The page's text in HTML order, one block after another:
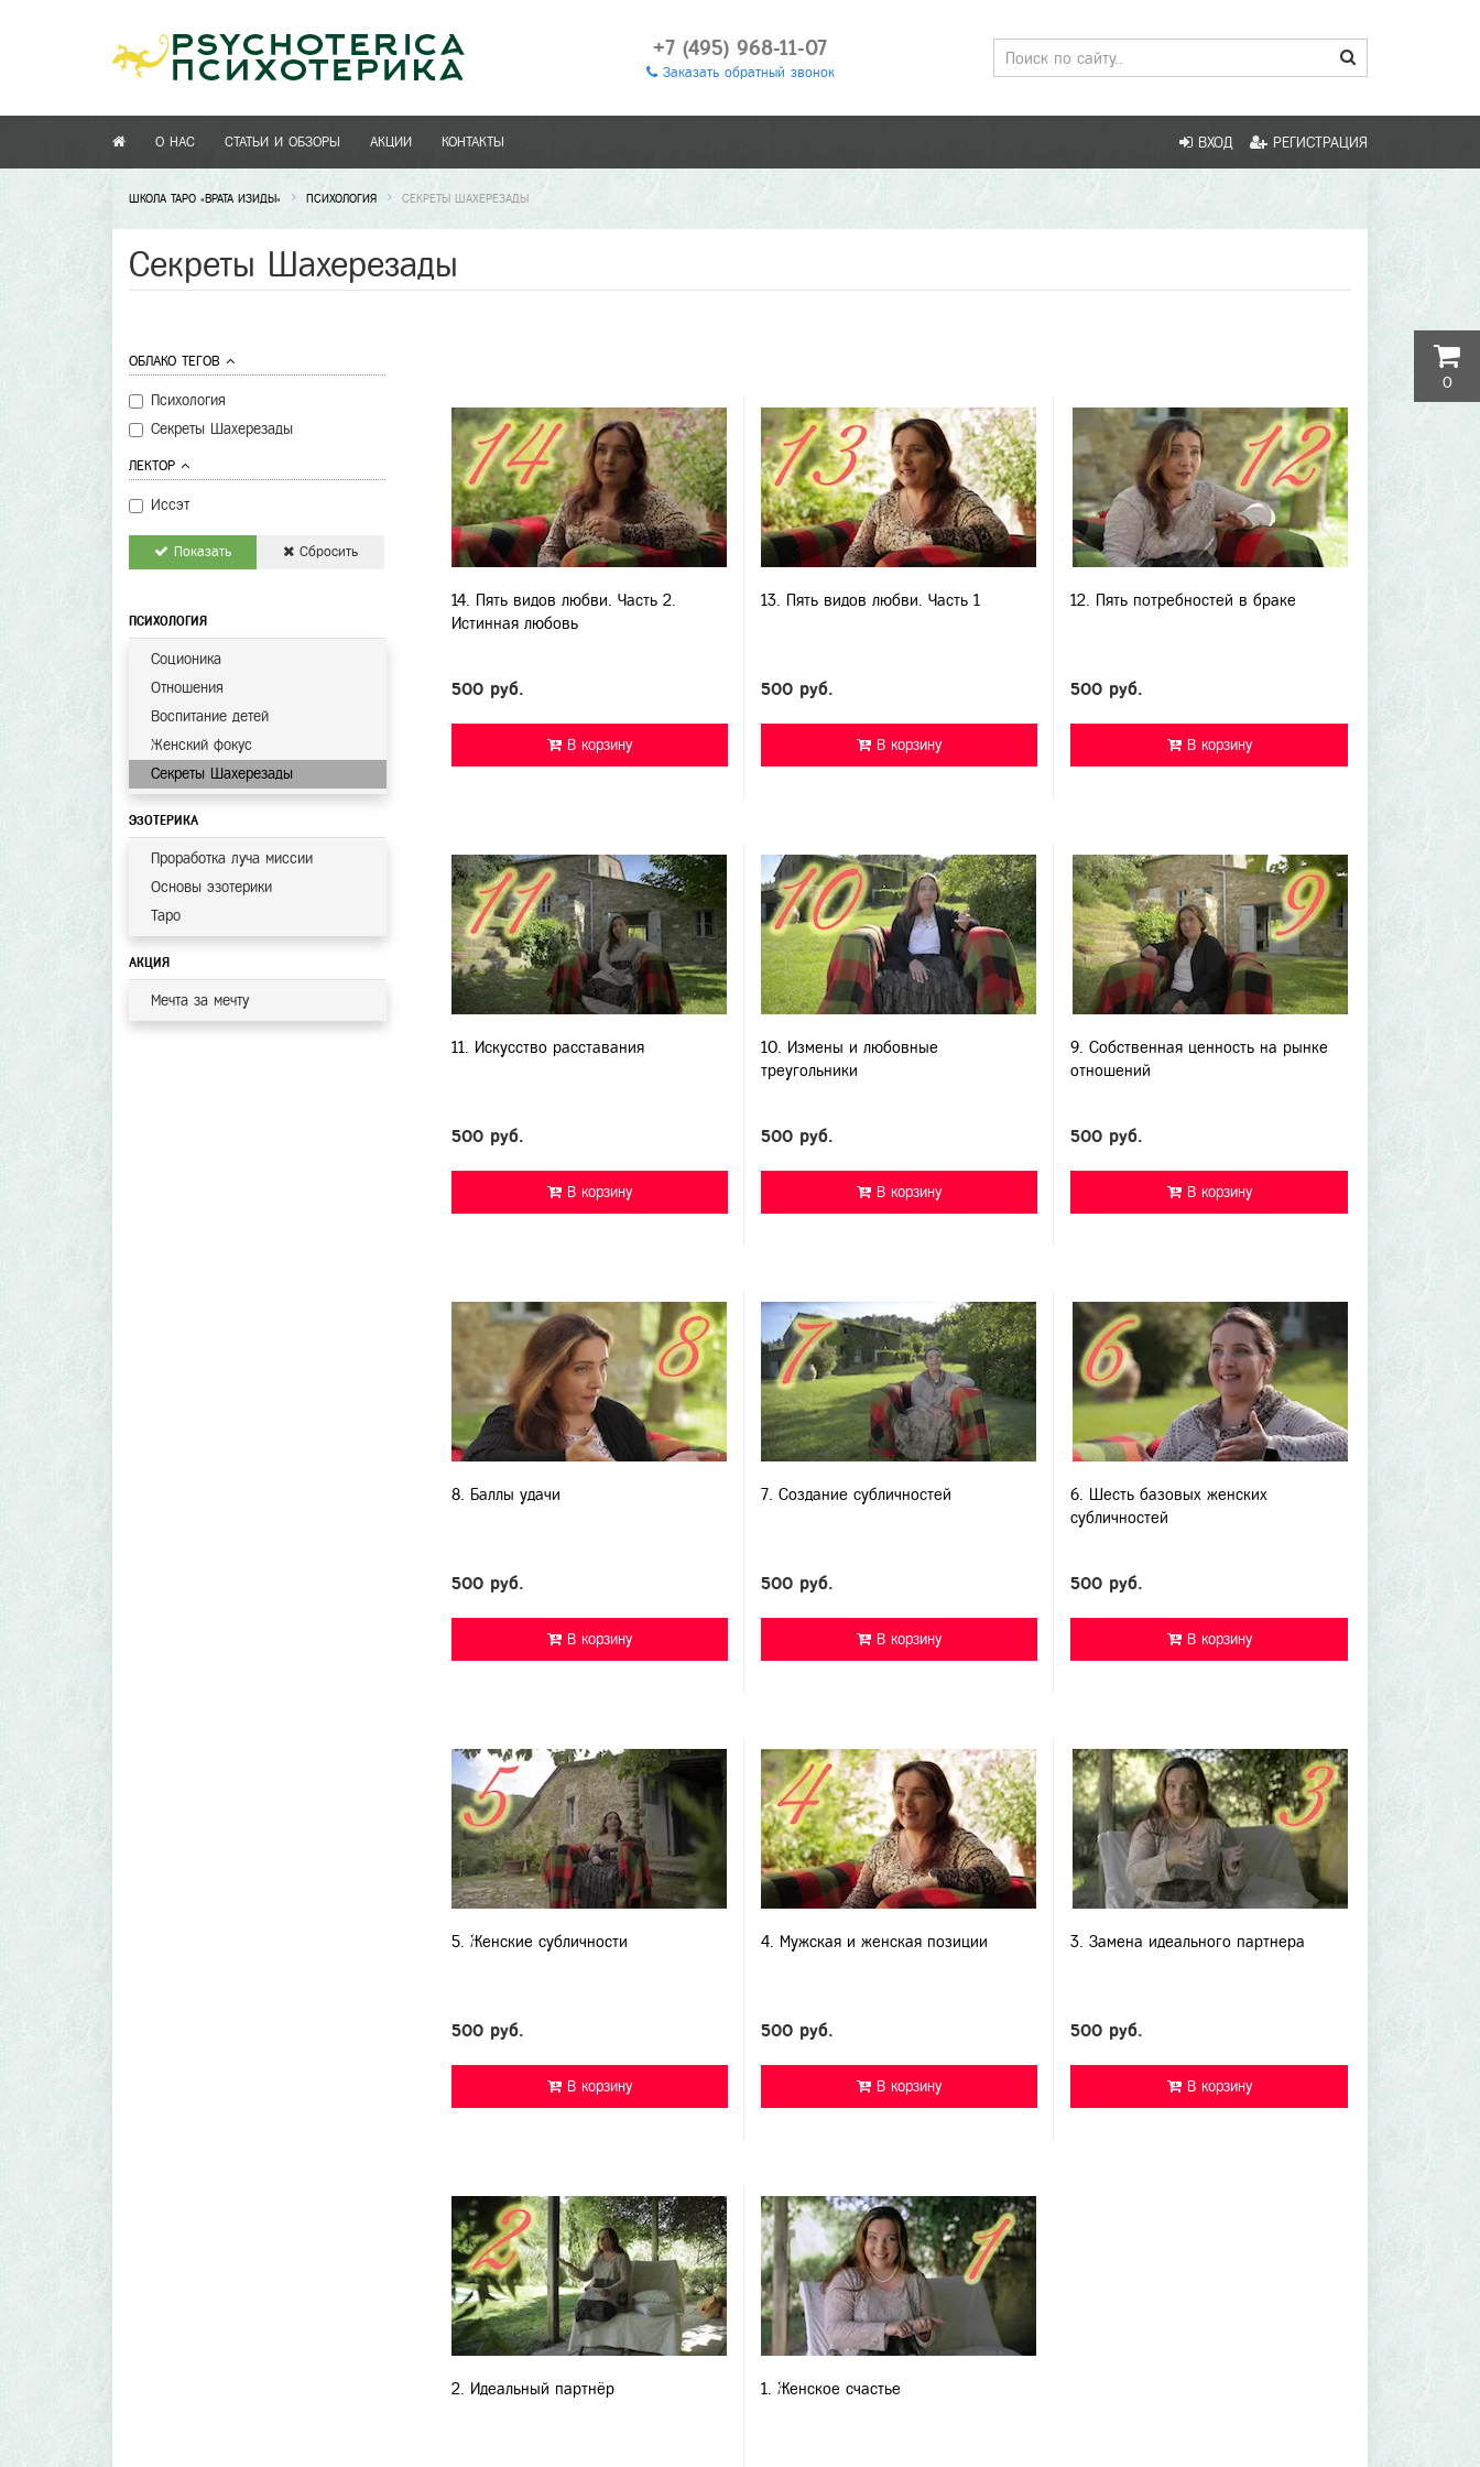
+7 (495) 968-11-07
Заказать обратный звонок
О НАС СТАТЬИ И ОБЗОРЫ АКЦИИ КОНТАКТЫ ВХОД РЕГИСТРАЦИЯ
ШКОЛА ТАРО «ВРАТА ИЗИДЫ» ПСИХОЛОГИЯ СЕКРЕТЫ ШАХЕРЕЗАДЫ
Секреты Шахерезады
ОБЛАКО ТЕГОВ
Психология
Секреты Шахерезады
ЛЕКТОР
Иссэт
Показать Сбросить
ПСИХОЛОГИЯ
Соционика
Отношения
Воспитание детей
Женский фокус
Секреты Шахерезады
ЭЗОТЕРИКА
Проработка луча миссии
Основы эзотерики
Таро
АКЦИЯ
Мечта за мечту
14. Пять видов любви. Часть 2.
Истинная любовь
500 руб.
В корзину
13. Пять видов любви. Часть 1
500 руб.
В корзину
12. Пять потребностей в браке
500 руб.
В корзину
11. Искусство расставания
500 руб.
В корзину
10. Измены и любовные
треугольники
500 руб.
В корзину
9. Собственная ценность на рынке
отношений
500 руб.
В корзину
8. Баллы удачи
500 руб.
В корзину
7. Создание субличностей
500 руб.
В корзину
6. Шесть базовых женских
субличностей
500 руб.
В корзину
5. Женские субличности
500 руб.
В корзину
4. Мужская и женская позиции
500 руб.
В корзину
3. Замена идеального партнера
500 руб.
В корзину
2. Идеальный партнёр 1. Женское счастье
0